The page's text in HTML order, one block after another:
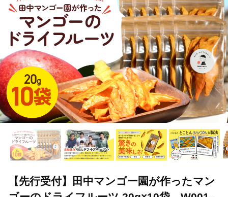
TOP パン・菓子類 和菓子 【先行受付】田中マンゴー園が
パン・菓子類 和菓子 ほかの和菓子 【先行受付
【先行受付】田中マンゴー園が作ったマン